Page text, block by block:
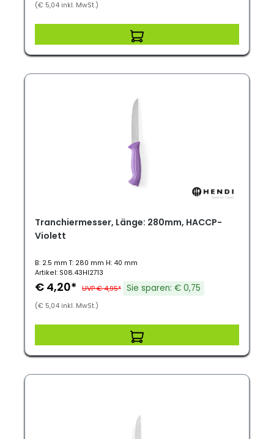
(€ 5,04 inkl. MwSt.)
Tranchiermesser, Länge: 280mm, HACCP-
Violett
B: 2.5 mm T: 280 mm H: 40 mm
Artikel: S08.43HI2713
€ 4,20* UVP € 4,95* Sie sparen: € 0,75
(€ 5,04 inkl. MwSt.)